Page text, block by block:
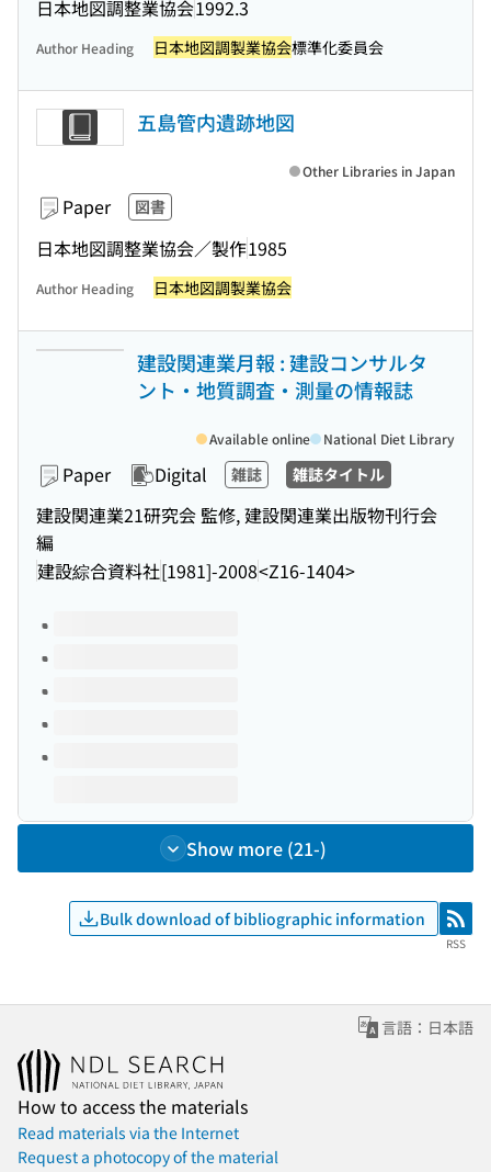
日本地図調整業協会1992.3
Author Heading 日本地図調製業協会標準化委員会
五島管内遺跡地図
Paper 図書
日本地図調整業協会／製作1985
Other Libraries in Japan
Author Heading 日本地図調製業協会
建設関連業月報 : 建設コンサルタ
ント・地質調査・測量の情報誌
Paper Digital 雑誌 雑誌タイトル
建設関連業21研究会 監修, 建設関連業出版物刊行会
編
建設綜合資料社[1981]-2008<Z16-1404>
Available online National Diet Library
Volumes of this title
Show more (21-)
Bulk download of bibliographic information RSS
RSS
言語：日本語
How to access the materials
Read materials via the Internet
Request a photocopy of the material